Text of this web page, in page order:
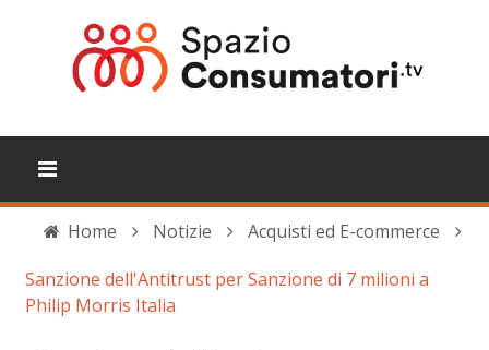
Home Notizie
Acquisti ed E-commerce
Sanzione dell'Antitrust per Sanzione di 7 milioni a
Philip Morris Italia